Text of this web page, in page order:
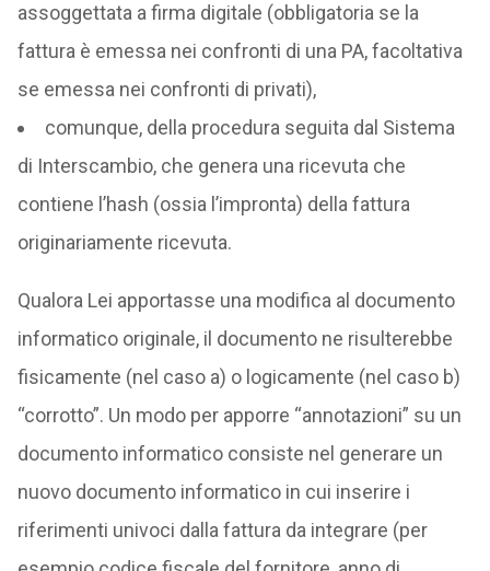
assoggettata a firma digitale (obbligatoria se la
fattura è emessa nei confronti di una PA, facoltativa
se emessa nei confronti di privati),
comunque, della procedura seguita dal Sistema
di Interscambio, che genera una ricevuta che
contiene l’hash (ossia l’impronta) della fattura
originariamente ricevuta.
Qualora Lei apportasse una modifica al documento
informatico originale, il documento ne risulterebbe
fisicamente (nel caso a) o logicamente (nel caso b)
“corrotto”. Un modo per apporre “annotazioni” su un
documento informatico consiste nel generare un
nuovo documento informatico in cui inserire i
riferimenti univoci dalla fattura da integrare (per